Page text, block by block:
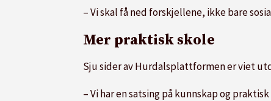
– Vi skal få ned forskjellene, ikke bare
Mer praktisk skole
Sju sider av Hurdalsplattformen er viet
– Vi har en satsing på kunnskap og